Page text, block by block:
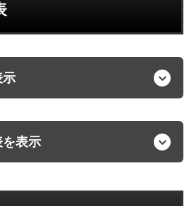
示
表示